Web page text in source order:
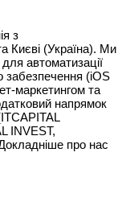
з
(Україна). Ми
автоматизації
забезпечення (iOS
маркетингом та
напрямок
INVEST,
про нас